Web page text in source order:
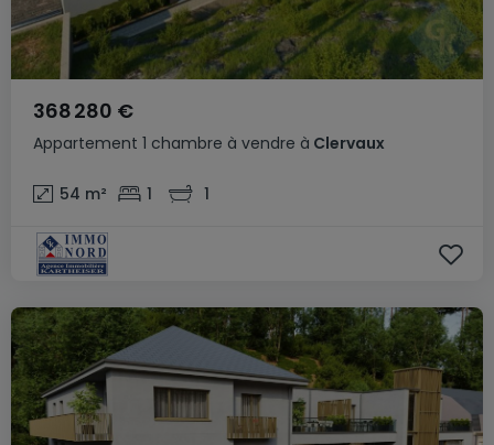
Appartement 1 chambre à vendre à Clervaux
368 280 €
54 m² 1 1